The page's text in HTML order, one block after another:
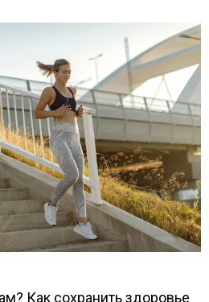
Как сохранить здоровье